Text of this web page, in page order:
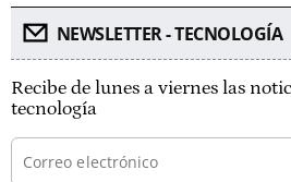
NEWSLETTER - TECNOLOGÍA
Recibe de lunes a viernes las
tecnología